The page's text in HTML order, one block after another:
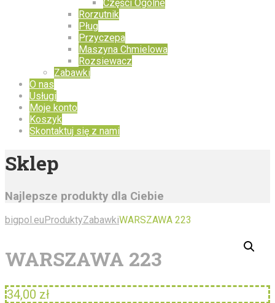
Części Ogólne
Rorzutnik
Pług
Przyczepa
Maszyna Chmielowa
Rozsiewacz
Zabawki
O nas
Usługi
Moje konto
Koszyk
Skontaktuj się z nami
Sklep
Najlepsze produkty dla Ciebie
bigpol.eu ProduktyZabawkiWARSZAWA 223
WARSZAWA 223
34,00 zł